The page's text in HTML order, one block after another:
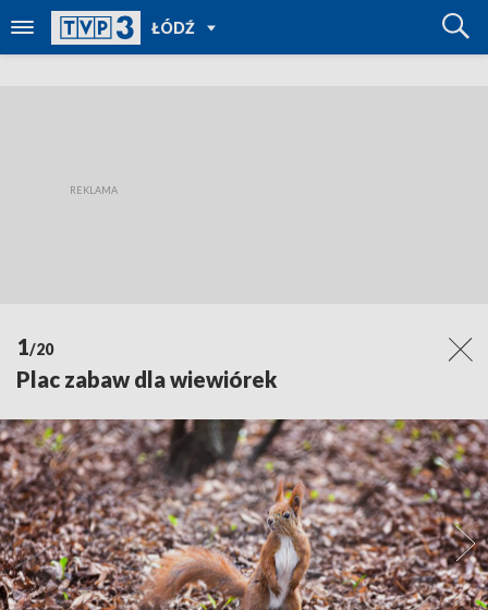
ŁÓDŹ
POWRÓT
DO
REGIONY
1/20
Plac zabaw dla wiewiórek